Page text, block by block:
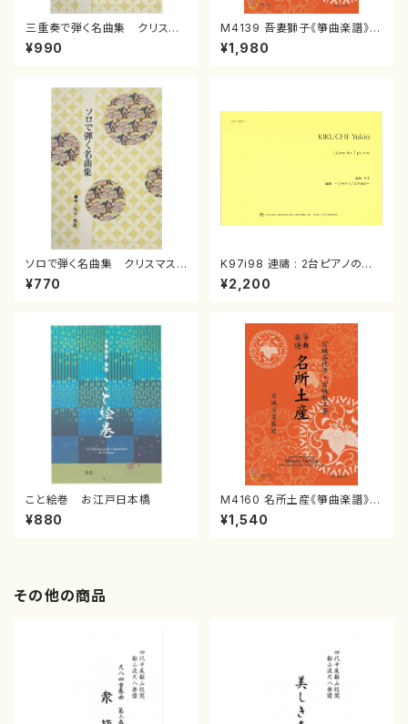
三重奏で弾く名曲集 クリスマ
スメドレー( 箏2/大平光美 編
曲/楽譜）
¥990
M4139 吾妻獅子《箏曲楽譜》
（箏/宮城道雄著・宮城宗家監修/
箏曲古典楽譜）
¥1,980
ソロで弾く名曲集 クリスマス・
イブ／恋人がサンタクロース(
箏独奏 /大平光美 編曲/楽
¥770
K97i98 連禱 : 2台ピアノのた
めの（2 Pianos / 菊池 幸夫 /
楽譜）
¥2,200
こと絵巻 お江戸日本橋
¥880
M4160 名所土産《箏曲楽譜》
（箏/宮城喜代子・宮城数江著・
宮城宗家監修/箏曲古典楽譜）
¥1,540
その他の商品